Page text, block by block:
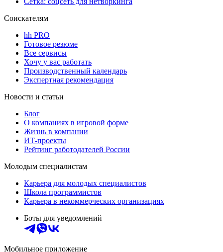
Соискателям
hh PRO
Готовое резюме
Все сервисы
Хочу у вас работать
Производственный календарь
Экспертная рекомендация
Новости и статьи
Блог
О компаниях в игровой форме
Жизнь в компании
ИТ-проекты
Рейтинг работодателей России
Молодым специалистам
Карьера для молодых специалистов
Школа программистов
Карьера в некоммерческих организациях
Боты для уведомлений
Мобильное приложение